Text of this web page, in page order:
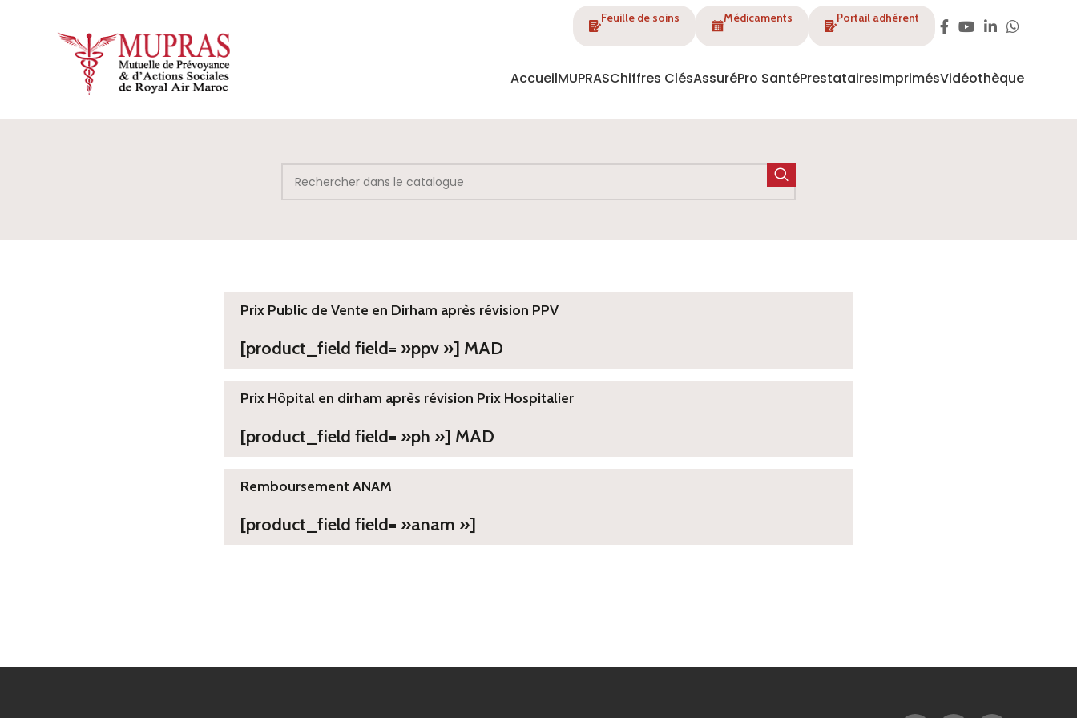
Feuille de soins Médicaments Portail adhérent
AccueilMUPRASChiffres ClésAssuréPro SantéPrestatairesImprimésVidéothèque
Prix Public de Vente en Dirham après révision PPV
[product_field field= »ppv »] MAD
Prix Hôpital en dirham après révision Prix Hospitalier
[product_field field= »ph »] MAD
Remboursement ANAM
[product_field field= »anam »]